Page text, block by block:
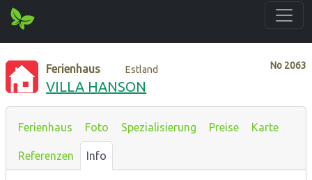
No 2063
Ferienhaus Estland
VILLA HANSON
Ferienhaus Foto Spezialisierung Preise Karte
Referenzen Info